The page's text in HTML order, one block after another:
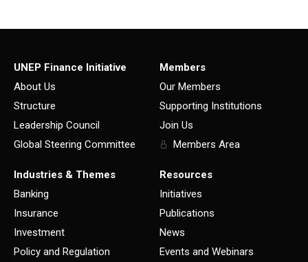
UNEP Finance Initiative
About Us
Structure
Leadership Council
Global Steering Committee
Members
Our Members
Supporting Institutions
Join Us
Members Area
Industries & Themes
Banking
Insurance
Investment
Policy and Regulation
Resources
Initiatives
Publications
News
Events and Webinars